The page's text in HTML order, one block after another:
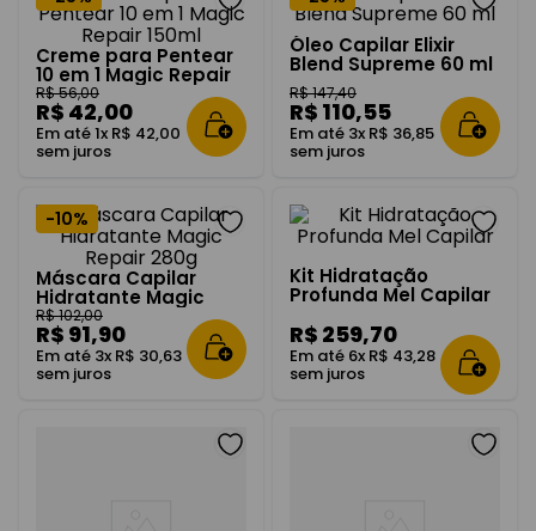
Creme para Pentear
10 em 1 Magic Repair
150ml
R$56,00
R$ 42,00
Em até1x R$ 42,00
sem juros
Óleo Capilar Elixir
Blend Supreme 60 ml
R$147,40
R$ 110,55
Em até 3x R$ 36,85
sem juros
-10%
Máscara Capilar
Hidratante Magic
Repair 280g
R$102,00
R$ 91,90
Em até 3x R$ 30,63
sem juros
Kit Hidratação
Profunda Mel Capilar
R$ 259,70
Em até 6x R$ 43,28
sem juros